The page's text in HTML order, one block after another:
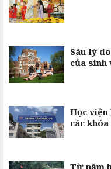
Sáu lý
của sinh
Học viện
các
Từ năm